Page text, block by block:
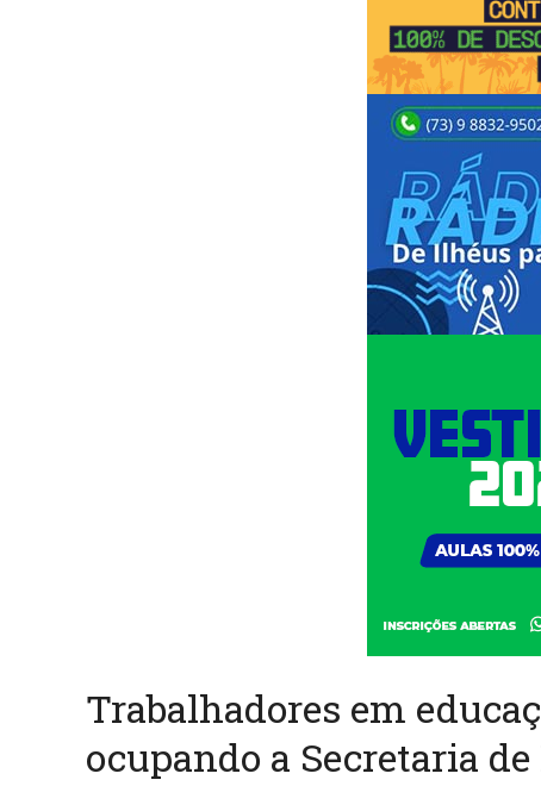
Trabalhadores em
ocupando a Secretaria de